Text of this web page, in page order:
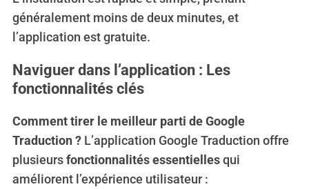
généralement moins de deux minutes, et
l’application est gratuite.
Naviguer dans l’application : Les
fonctionnalités clés
Comment tirer le meilleur parti de Google
Traduction ?L’application Google Traduction offre
plusieursfonctionnalités essentiellesqui
améliorent l’expérience utilisateur :